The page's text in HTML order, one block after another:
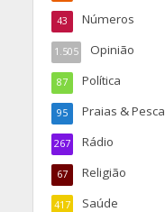
Números
43
Opinião
1.505
Política
87
Praias & Pesca
95
Rádio
267
Religião
67
Saúde
417